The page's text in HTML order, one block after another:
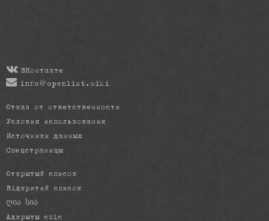
ВКонтакте
info@openlist.wiki
Отказ от ответственности
Условия использования
Источники данных
Спецстраницы
Открытый список
Відкритий список
ღია სია
Адкрыты спіс